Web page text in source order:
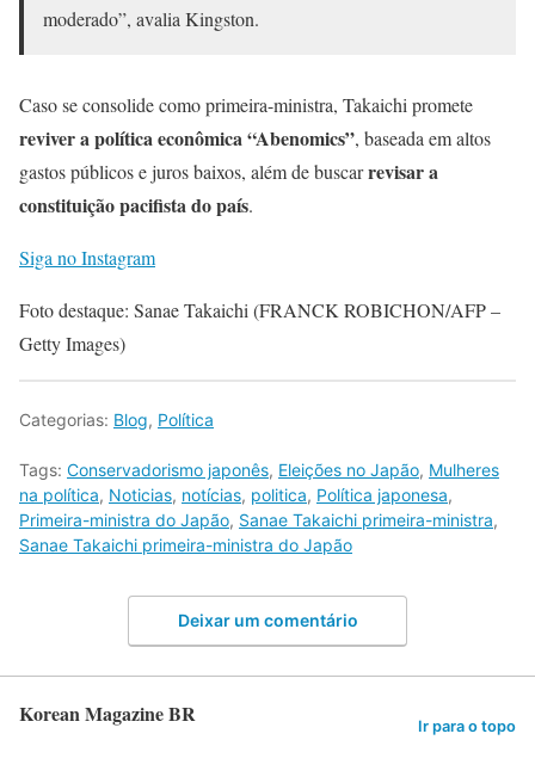
moderado”, avalia Kingston.
Caso se consolide como primeira-ministra, Takaichi promete
reviver a política econômica “Abenomics”, baseada em altos
gastos públicos e juros baixos, além de buscarrevisar a
constituição pacifista do país.
Siga no Instagram
Foto destaque: Sanae Takaichi (FRANCK ROBICHON/AFP –
Getty Images)
Categorias: Blog, Política
Tags: Conservadorismo japonês, Eleições no Japão, Mulheres
na política, Noticias, notícias, politica, Política japonesa,
Primeira-ministra do Japão, Sanae Takaichi primeira-ministra,
Sanae Takaichi primeira-ministra do Japão
Deixar um comentário
Korean Magazine BR Ir para o topo